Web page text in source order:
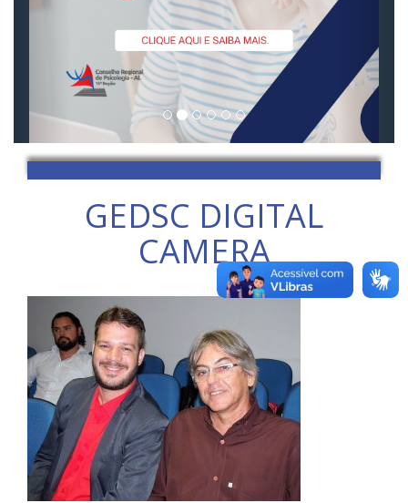
GEDSC DIGITAL
CAMERA